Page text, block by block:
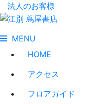
法人のお客様
MENU
HOME
アクセス
フロアガイド